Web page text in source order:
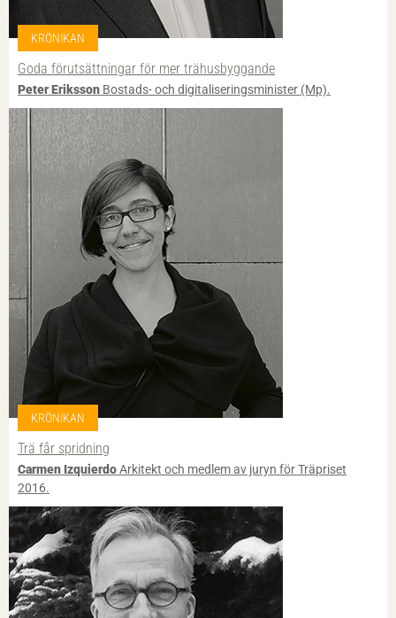
KRÖNIKAN
Goda förutsättningar för mer trähusbyggande
Peter Eriksson Bostads- och digitaliseringsminister (Mp).
KRÖNIKAN
Trä får spridning
Carmen IzquierdoArkitekt och medlem av juryn för Träpriset
2016.